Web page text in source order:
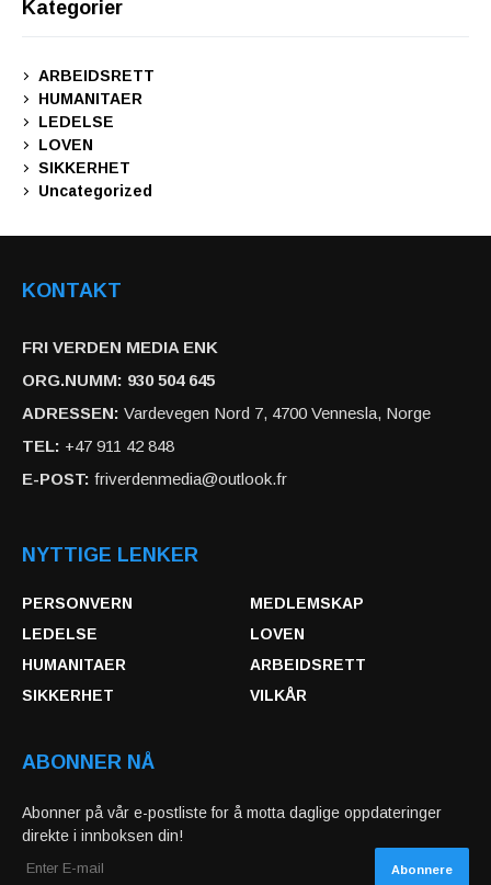
Kategorier
ARBEIDSRETT
HUMANITAER
LEDELSE
LOVEN
SIKKERHET
Uncategorized
KONTAKT
FRI VERDEN MEDIA ENK
ORG.NUMM: 930 504 645
ADRESSEN: Vardevegen Nord 7, 4700 Vennesla, Norge
TEL: +47 911 42 848
E-POST: friverdenmedia@outlook.fr
NYTTIGE LENKER
PERSONVERN
MEDLEMSKAP
LEDELSE
LOVEN
HUMANITAER
ARBEIDSRETT
SIKKERHET
VILKÅR
ABONNER NÅ
Abonner på vår e-postliste for å motta daglige oppdateringer
direkte i innboksen din!